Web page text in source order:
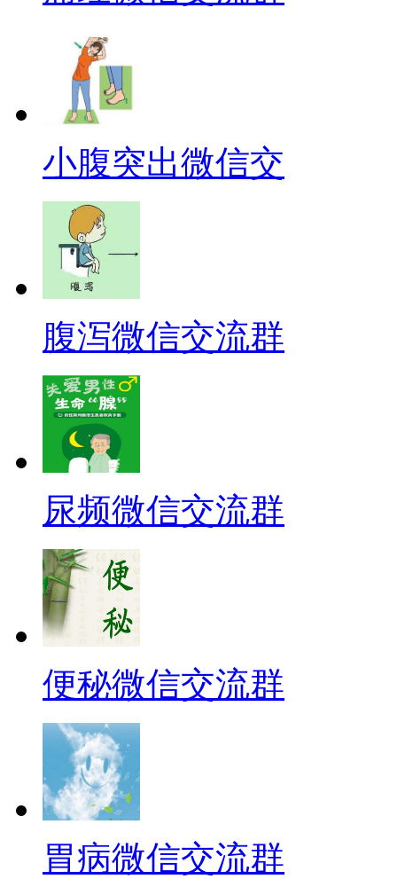
小腹突出微信交
腹泻微信交流群
尿频微信交流群
便秘微信交流群
胃病微信交流群